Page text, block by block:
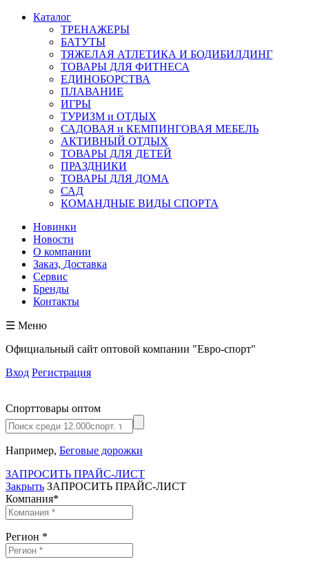
Каталог
ТРЕНАЖЕРЫ
БАТУТЫ
ТЯЖЕЛАЯ АТЛЕТИКА И БОДИБИЛДИНГ
ТОВАРЫ ДЛЯ ФИТНЕСА
ЕДИНОБОРСТВА
ПЛАВАНИЕ
ИГРЫ
ТУРИЗМ и ОТДЫХ
САДОВАЯ и КЕМПИНГОВАЯ МЕБЕЛЬ
АКТИВНЫЙ ОТДЫХ
ТОВАРЫ ДЛЯ ДЕТЕЙ
ПРАЗДНИКИ
ТОВАРЫ ДЛЯ ДОМА
САД
КОМАНДНЫЕ ВИДЫ СПОРТА
Новинки
Новости
О компании
Заказ, Доставка
Сервис
Бренды
Контакты
☰ Меню
Официальный сайт оптовой компании "Евро-спорт"
Вход Регистрация
Спорттовары оптом
Например, Беговые дорожки
ЗАПРОСИТЬ ПРАЙС-ЛИСТ
Закрыть ЗАПРОСИТЬ ПРАЙС-ЛИСТ
Компания*
Регион *